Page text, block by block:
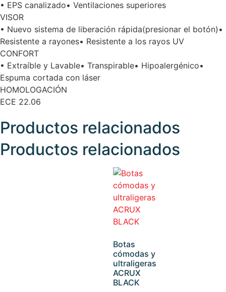
• EPS canalizado• Ventilaciones superiores
VISOR
• Nuevo sistema de liberación rápida(presionar el botón)•
Resistente a rayones• Resistente a los rayos UV
CONFORT
• Extraíble y Lavable• Transpirable• Hipoalergénico•
Espuma cortada con láser
HOMOLOGACIÓN
ECE 22.06
Productos relacionados
Productos relacionados
Botas
cómodas y
ultraligeras
ACRUX
BLACK